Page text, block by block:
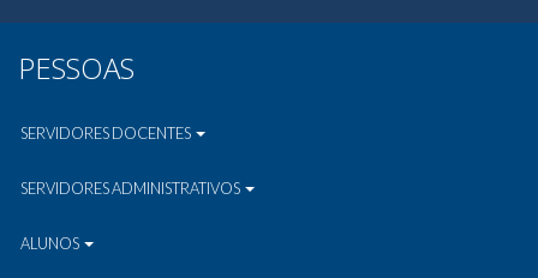
PESSOAS
SERVIDORES DOCENTES
SERVIDORES ADMINISTRATIVOS
ALUNOS